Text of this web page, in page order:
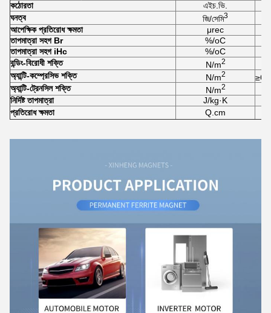
কঠোরতা
এইচ.ভি.
ঘনত্ব
জি/সেমি3
আপেক্ষিক প্রতিরোধ ক্ষমতা
μrec
তাপমাত্রা সহগ Br
%/oC
তাপমাত্রা সহগ iHc
%/oC
বন্ডিং-বিরোধী শক্তি
N/m2
অ্যান্টি-কম্প্রেসিভ শক্তি N/m2
অ্যান্টি-ট্রেনসিল শক্তি
N/m2
নির্দিষ্ট তাপমাত্রা
J/kg·K
প্রতিরোধ ক্ষমতা
Q.cm